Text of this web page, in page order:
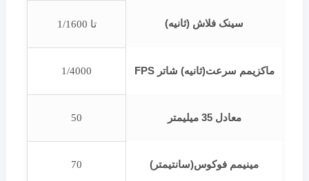
سینک فلاش (ثانیه) تا 1/1600
ماکزیمم سرعت(ثانیه) شاتر FPS 1/4000
معادل 35 میلیمتر 50
مینیمم فوکوس(سانتیمتر) 70